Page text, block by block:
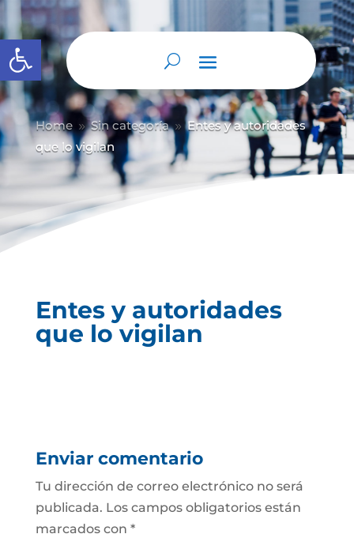
Abrir barra de herramientas
Home 9 Sin categoría 9 Entes y autoridades
que lo vigilan
Entes y autoridades
que lo vigilan
Enviar comentario
Tu dirección de correo electrónico no será
publicada. Los campos obligatorios están
marcados con *